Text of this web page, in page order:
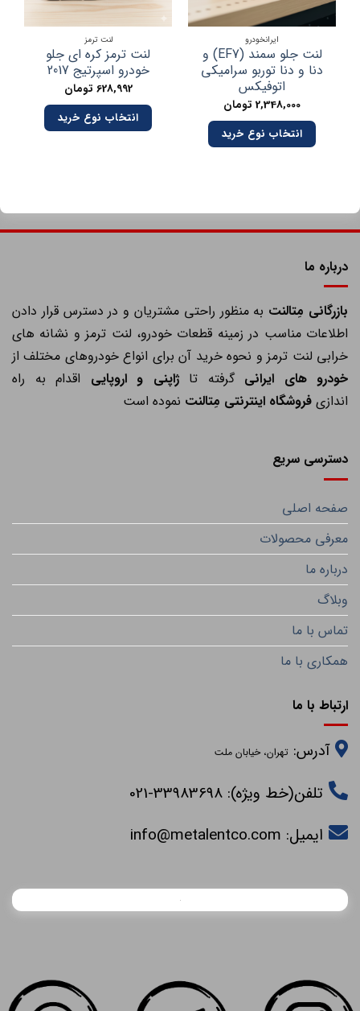
ایرانخودرو
لنت جلو سمند (EF7) و
دنا و دنا توربو سرامیکی
اتوفیکس
2,348,000تومان
انتخاب نوع خرید
لنت ترمز
لنت ترمز کره ای جلو
خودرو اسپرتیج 2017
628,992تومان
انتخاب نوع خرید
درباره ما
بازرگانی مِتالنتبه منظور راحتی مشتریان و در دسترس قرار دادن
اطلاعات مناسب در زمینه قطعات خودرو، لنت ترمز و نشانه های
خرابی لنت ترمز و نحوه خرید آن برای انواع خودروهای مختلف از
خودرو های ایرانیگرفته تاژاپنی و اروپاییاقدام به راه
اندازیفروشگاه اینترنتی مِتالنتنموده است
دسترسی سریع
صفحه اصلی
معرفی محصولات
درباره ما
وبلاگ
تماس با ما
همکاری با ما
ارتباط با ما
آدرس:تهران، خیابان ملت
تلفن(خط ویژه): 33983698-021
ایمیل:info@metalentco.com